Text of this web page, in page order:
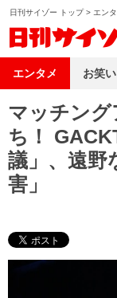
日刊サイゾー トップ> エン
マッチング
ち！
議」、遠野
害」
エンタメ お笑い